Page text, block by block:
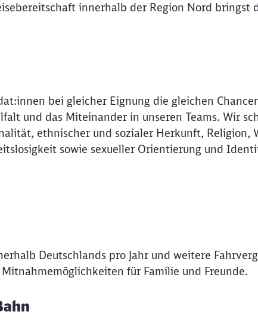
innerhalb der Region Nord bringst
bei gleicher Eignung die gleichen
und das Miteinander in unseren Teams. Wir
ethnischer und sozialer Herkunft, Religion,
sowie sexueller Orientierung und
Deutschlands pro Jahr und weitere
für Familie und Freunde.
Abbrechen